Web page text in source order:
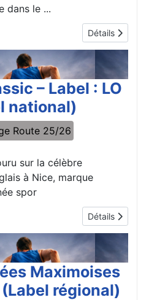
dans le ...
Détails
– Label : LO
national)
Route 25/26
sur la célèbre
à Nice, marque
spor
Détails
Maximoises
(Label régional)